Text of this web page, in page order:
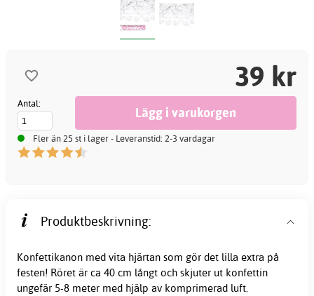
39 kr
Antal:
Fler än 25 st i lager - Leveranstid: 2-3 vardagar
Produktbeskrivning:
Konfettikanon med vita hjärtan som gör det lilla extra på
festen! Röret är ca 40 cm långt och skjuter ut konfettin
ungefär 5-8 meter med hjälp av komprimerad luft.